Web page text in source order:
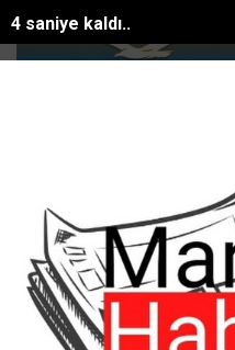
3 saniye kaldı..
ANA SAYFA Rüya Tabirleri
Alfabetik Rüya